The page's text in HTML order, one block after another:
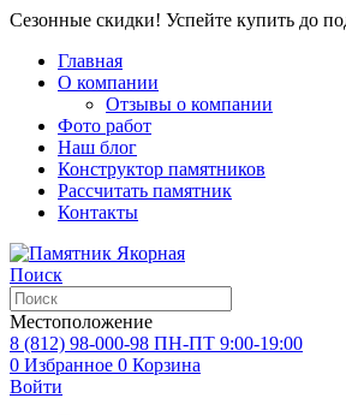
Сезонные скидки! Успейте купить до
Главная
О компании
Отзывы о компании
Фото работ
Наш блог
Конструктор памятников
Рассчитать памятник
Контакты
Поиск
Местоположение
8 (812) 98-000-98 ПН-ПТ 9:00-19:00
0 Избранное 0 Корзина
Войти